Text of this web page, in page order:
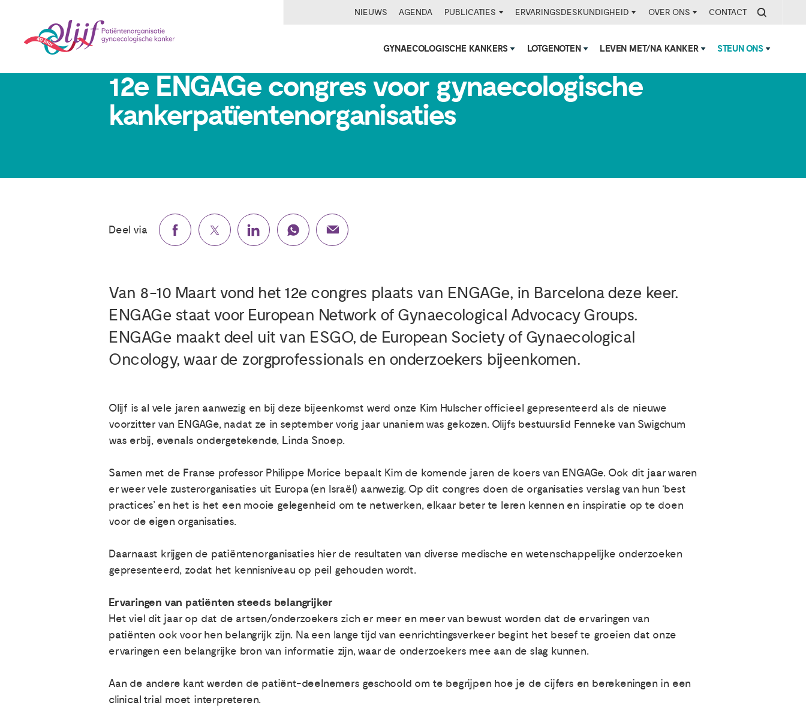
NIEUWS AGENDA PUBLICATIES ERVARINGSDESKUNDIGHEID OVER ONS CONTACT
GYNAECOLOGISCHE KANKERS LOTGENOTEN LEVEN MET/NA KANKER STEUN ONS
12e ENGAGe congres voor gynaecologische
kankerpatïentenorganisaties
Deel via
Van 8-10 Maart vond het 12e congres plaats van ENGAGe, in Barcelona deze keer.
ENGAGe staat voor European Network of Gynaecological Advocacy Groups.
ENGAGe maakt deel uit van ESGO, de European Society of Gynaecological
Oncology, waar de zorgprofessionals en onderzoekers bijeenkomen.
Olijf is al vele jaren aanwezig en bij deze bijeenkomst werd onze Kim Hulscher officieel gepresenteerd als de nieuwe
voorzitter van ENGAGe, nadat ze in september vorig jaar unaniem was gekozen. Olijfs bestuurslid Fenneke van Swigchum
was erbij, evenals ondergetekende, Linda Snoep.
Samen met de Franse professor Philippe Morice bepaalt Kim de komende jaren de koers van ENGAGe. Ook dit jaar waren
er weer vele zusterorganisaties uit Europa (en Israël) aanwezig. Op dit congres doen de organisaties verslag van hun ‘best
practices’ en het is het een mooie gelegenheid om te netwerken, elkaar beter te leren kennen en inspiratie op te doen
voor de eigen organisaties.
Daarnaast krijgen de patiëntenorganisaties hier de resultaten van diverse medische en wetenschappelijke onderzoeken
gepresenteerd, zodat het kennisniveau op peil gehouden wordt.
Ervaringen van patiënten steeds belangrijker
Het viel dit jaar op dat de artsen/onderzoekers zich er meer en meer van bewust worden dat de ervaringen van
patiënten ook voor hen belangrijk zijn. Na een lange tijd van eenrichtingsverkeer begint het besef te groeien dat onze
ervaringen een belangrijke bron van informatie zijn, waar de onderzoekers mee aan de slag kunnen.
Aan de andere kant werden de patiënt-deelnemers geschoold om te begrijpen hoe je de cijfers en berekeningen in een
clinical trial moet interpreteren.